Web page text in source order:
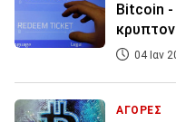
Bitcoin -
04 Ιαν
ΑΓΟΡΕΣ